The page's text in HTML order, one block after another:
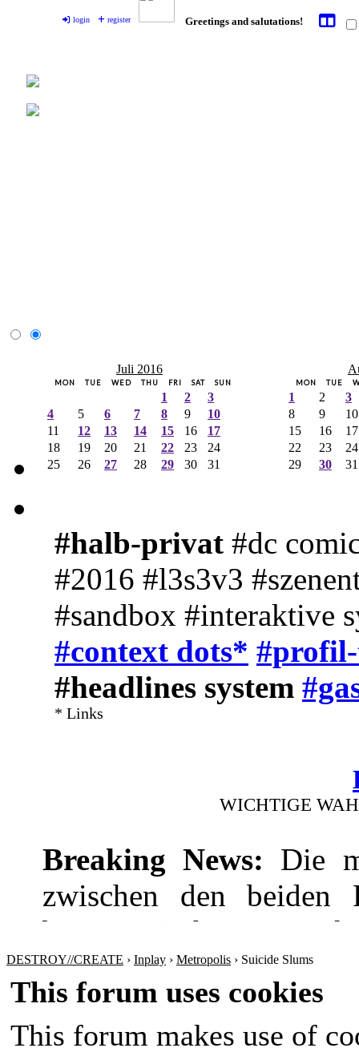
login register Greetings and salutations!
Juli 2016
MON TUE WED THU FRI SAT SUN
1 2
3
4
5 6 7 8 9
10
11
12 13 14 15 16
17
18
19 20 21 22 23
24
25
26 27 28 29 30 31
MON TUE
1 2
3
8
9
10
15
16
17
22
23
24
29
30 31
#halb-privat #dc
#2016 #l3s3v3
#sandbox #interaktive
#context dots*
#headlines system
* Links
WICHTIGE
Breaking News: Die
zwischen den beiden
bevor! Die hitzige
wie die
Sicherheitspolitik
werden sich nichts
DESTROY//CREATE › Inplay › Metropolis › Suicide Slums
This forum uses cookies
This forum makes use of